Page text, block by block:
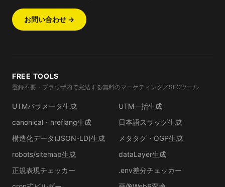
お問い合わせ →
FREE TOOLS
登録不要・ブラウザ内で完結する無料のマーケティング／SEOツール
UTMパラメータ生成
UTM一括生成
canonical・hreflang生成
日本語スラッグ生成
構造化データ(JSON-LD)生成
メタタグ・OGP生成
robots/sitemap生成
dataLayer生成
正規表現チェッカー
.env差分チェッカー